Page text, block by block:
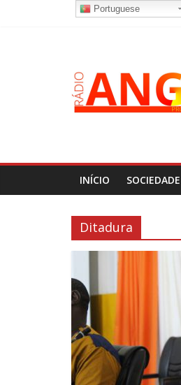
INÍCIO SOCIEDADE
Ditadura
Portuguese